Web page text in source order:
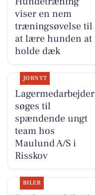
viser en nem
træningsøvelse til
at lære hunden at
holde dæk
JOBNYT
Lagermedarbejder
søges til
spændende ungt
team hos
Maulund A/S i
Risskov
BILER